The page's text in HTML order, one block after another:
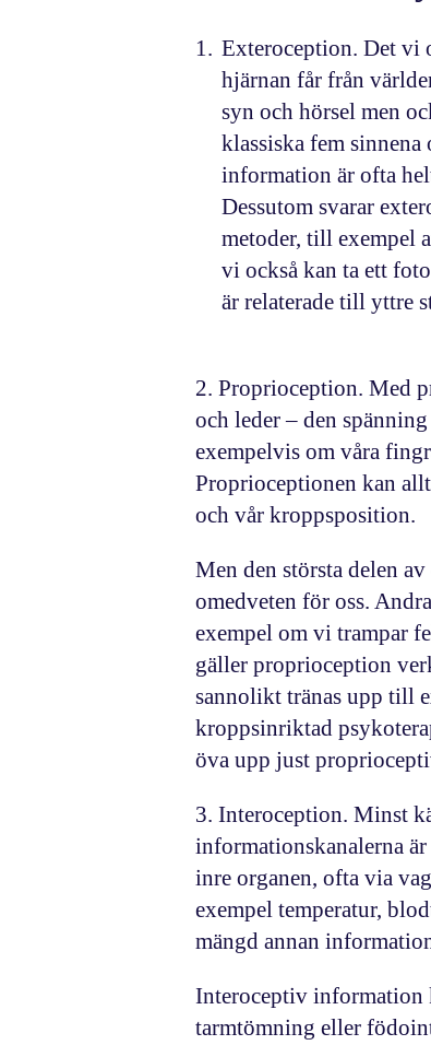
Exteroception. Det vi
hjärnan får från
syn och hörsel men
klassiska fem
information är ofta
Dessutom svarar
metoder, till exempel
vi också kan ta ett
är relaterade till yttre
2. Proprioception. Med
och leder – den
exempelvis om våra
Proprioceptionen kan
och vår kroppsposition.
Men den största delen
omedveten för oss.
exempel om vi trampar
gäller proprioception
sannolikt tränas upp till
kroppsinriktad
öva upp just
3. Interoception. Minst
informationskanalerna är
inre organen, ofta via
exempel temperatur,
mängd annan
Interoceptiv information
tarmtömning eller